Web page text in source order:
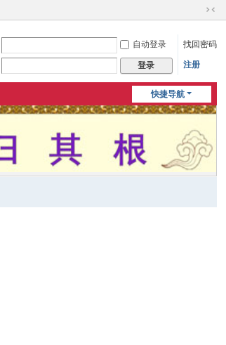
切
到
自动登录 找回密码
登录 注册
快捷导航